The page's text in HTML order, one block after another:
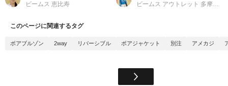
ビームス 恵比寿
ビームス アウトレット 多摩南大沢
このページに関連するタグ
ボアブルゾン 2way リバーシブル ボアジャケット 別注 アメカジ